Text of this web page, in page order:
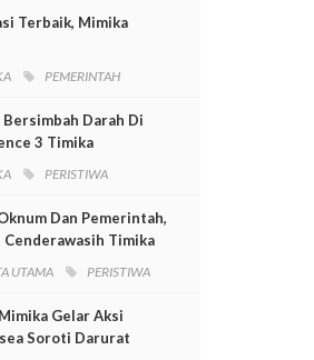
Terbaik, Mimika
PEMERINTAH
Darah Di
3 Timika
PERISTIWA
Dan Pemerintah,
Cenderawasih Timika
UTAMA PERISTIWA
Gelar Aksi
Soroti Darurat